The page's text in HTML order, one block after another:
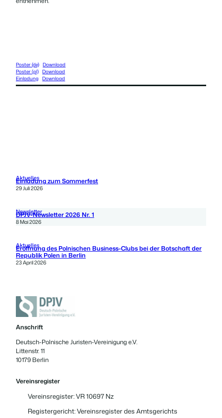
Poster (de) Download
Poster (pl) Download
Einladung Download
Aktuelles
Einladung zum Sommerfest
29 Juli 2026
Newsletter
DPJV-Newsletter 2026 Nr. 1
8 Mai 2026
Aktuelles
Eröffnung des Polnischen Business-Clubs bei der Botschaft der
Republik Polen in Berlin
23 April 2026
Anschrift
Deutsch-Polnische Juristen-Vereinigung e.V.
Littenstr. 11
10179 Berlin
Vereinsregister
Vereinsregister: VR 10697 Nz
Registergericht: Vereinsregister des Amtsgerichts